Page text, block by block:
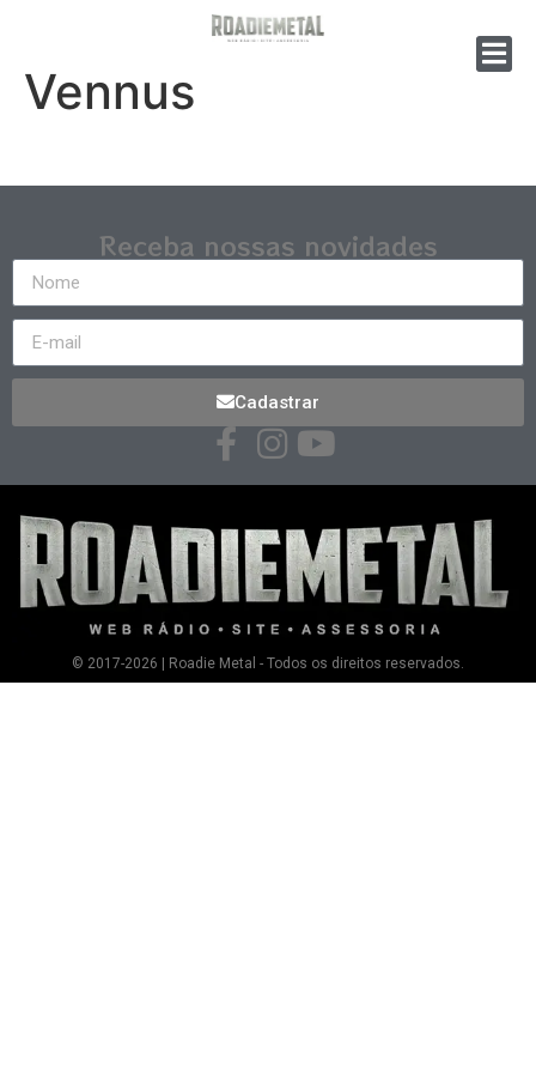
Vennus
Receba nossas novidades
Cadastrar
© 2017-2026 | Roadie Metal - Todos os direitos reservados.